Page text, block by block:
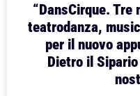
“DansCirque. Tre
teatrodanza,
per il nuovo
Dietro il